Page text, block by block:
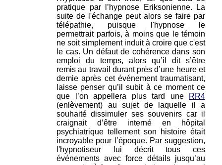
pratique par l’hypnose Eriksonienne. La
suite de l'échange peut alors se faire par
télépathie, puisque l'hypnose le
permettrait parfois, à moins que le témoin
ne soit simplement induit à croire que c'est
le cas. Un défaut de cohérence dans son
emploi du temps, alors qu’il dit s’être
remis au travail durant près d’une heure et
demie après cet événement traumatisant,
laisse penser qu’il subit à ce moment ce
que l’on appellera plus tard une
RR4
(enlèvement) au sujet de laquelle il a
souhaité dissimuler ses souvenirs car il
craignait d’être interné en hôpital
psychiatrique tellement son histoire était
incroyable pour l’époque. Par suggestion,
l'hypnotiseur lui décrit tous ces
événements avec force détails jusqu’au